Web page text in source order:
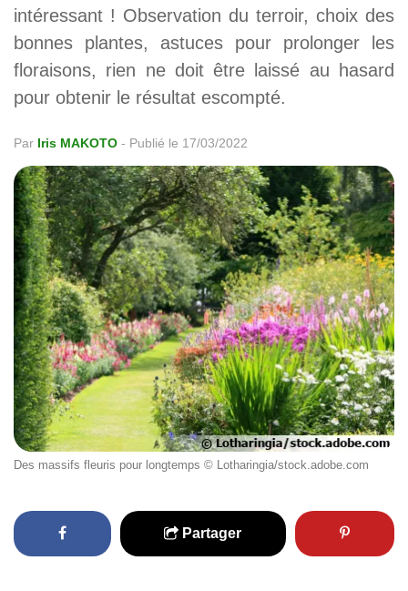
intéressant ! Observation du terroir, choix des
bonnes plantes, astuces pour prolonger les
floraisons, rien ne doit être laissé au hasard
pour obtenir le résultat escompté.
Par Iris MAKOTO - Publié le 17/03/2022
Des massifs fleuris pour longtemps © Lotharingia/stock.adobe.com
Partager